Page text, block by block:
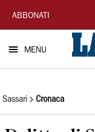
La
Nuova
Sardegna
ABBONATI
MENU
Sassari Cronaca